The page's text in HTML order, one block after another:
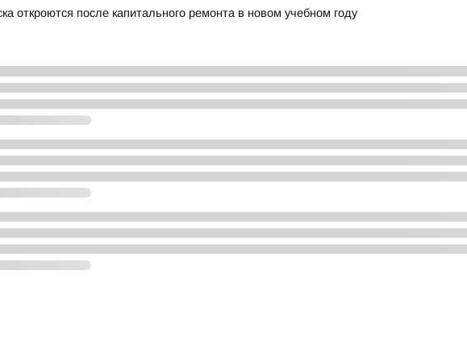
откроются после капитального ремонта в новом учебном году